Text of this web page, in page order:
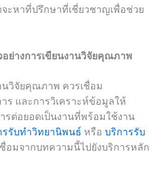
ะหาที่ปรึกษาที่เชี่ยวชาญเพื่อช่วย
ย่างการเขียนงานวิจัยคุณภาพ
นวิจัยคุณภาพ ควรเชื่อม
ร และการวิเคราะห์ข้อมูลให้
รต่อยอดเป็นงานที่พร้อมใช้งาน
รรับทำวิทยานิพนธ์ หรือ บริการรับ
ชื่อมจากบทความนี้ไปยังบริการหลัก